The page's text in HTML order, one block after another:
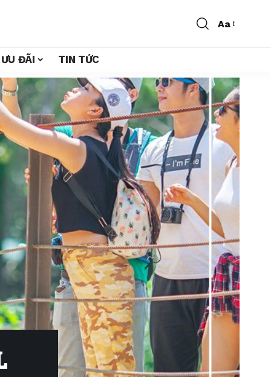
Aa
ƯU ĐÃI TIN TỨC